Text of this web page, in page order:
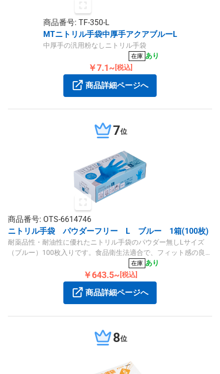
商品番号: TF-350-L
MTニトリル手袋中厚手アクアブルーL
中厚手の汎用粉なしニトリル手袋
在庫 あり
￥7.1~ [税込]
商品詳細ページへ
7位
商品番号: OTS-6614746
ニトリル手袋 パウダーフリー L ブルー 1箱(100枚)
耐薬品性・耐油性に優れたニトリル手袋のパウダー無しLサイズ
（ブルー）100枚入りです。食品衛生法適合で、フィット感の良い
在庫 あり
￥643.5~ [税込]
商品詳細ページへ
8位